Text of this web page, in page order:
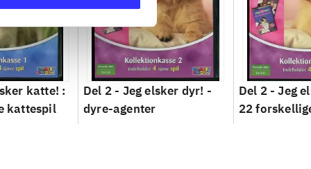
katte! :
kattespil
Del 2 - Jeg elsker dyr! -
dyre-agenter
Del 2 -Jeg
22